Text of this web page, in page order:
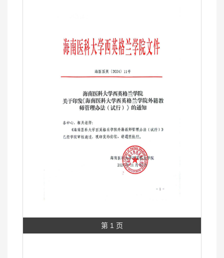
第 1 页